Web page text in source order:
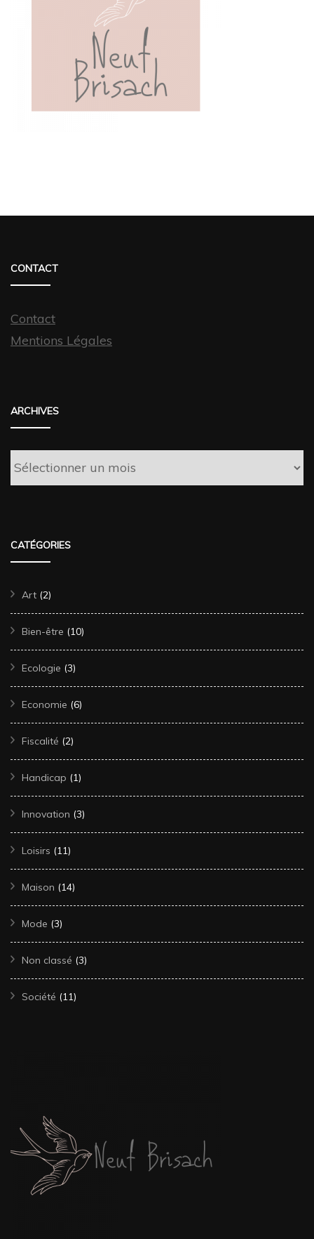
CONTACT
Contact
Mentions Légales
ARCHIVES
Archives
CATÉGORIES
Art (2)
Bien-être (10)
Ecologie (3)
Economie (6)
Fiscalité (2)
Handicap (1)
Innovation (3)
Loisirs (11)
Maison (14)
Mode (3)
Non classé (3)
Société (11)